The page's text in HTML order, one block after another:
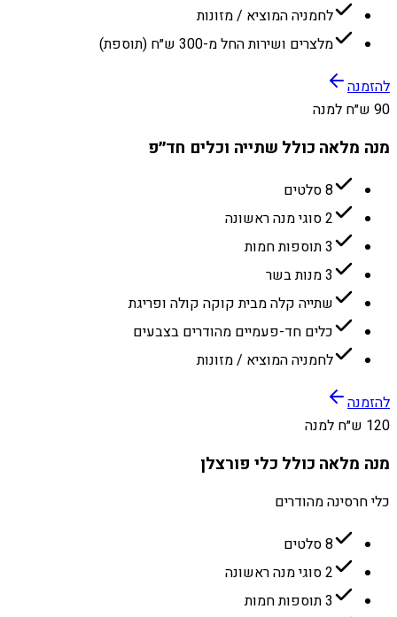
לחמניה המוציא / מזונות
מלצרים ושירות החל מ-300 ש״ח (תוספת)
להזמנה
90 ש״ח למנה
מנה מלאה כולל שתייה וכלים חד״פ
8 סלטים
2 סוגי מנה ראשונה
3 תוספות חמות
3 מנות בשר
שתייה קלה מבית קוקה קולה ופריגת
כלים חד-פעמיים מהודרים בצבעים
לחמניה המוציא / מזונות
להזמנה
120 ש״ח למנה
מנה מלאה כולל כלי פורצלן
כלי חרסינה מהודרים
8 סלטים
2 סוגי מנה ראשונה
3 תוספות חמות